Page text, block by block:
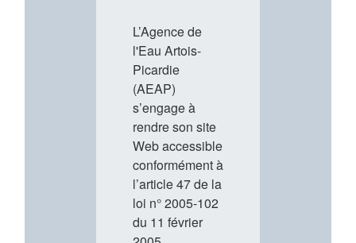
L’Agence de
l'Eau Artois-
Picardie
(AEAP)
s’engage à
rendre son site
Web accessible
conformément à
l’article 47 de la
loi n° 2005-102
du 11 février